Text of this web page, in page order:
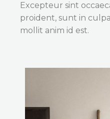
Excepteur sint
proident, sunt in
mollit anim id est.